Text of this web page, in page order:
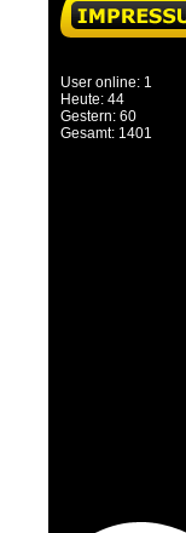
User online: 1
Heute: 44
Gestern: 60
Gesamt: 1401